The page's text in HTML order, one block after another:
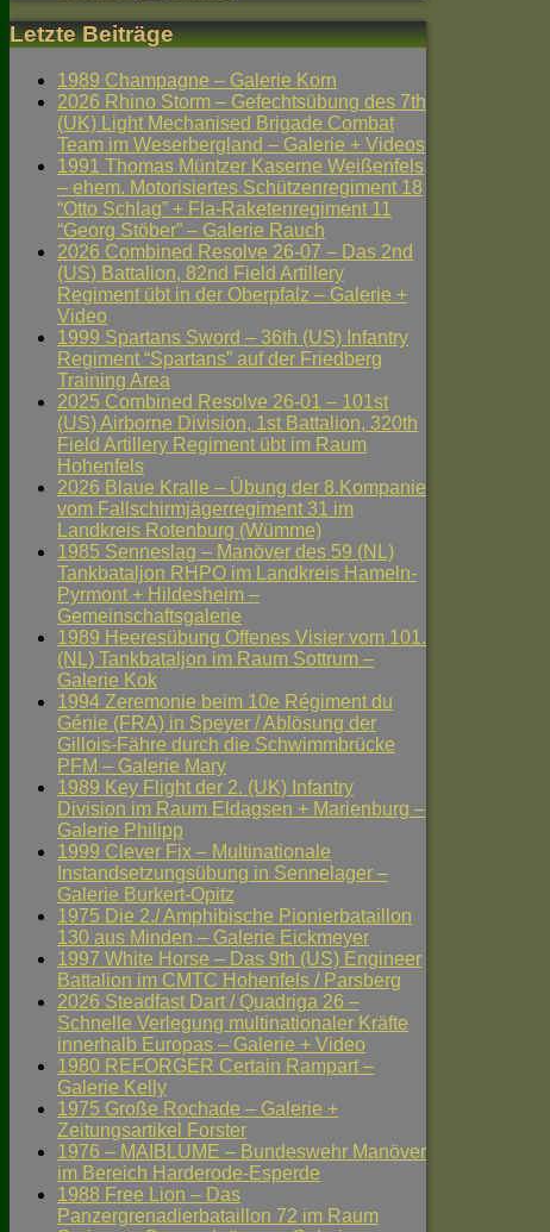
Letzte Beiträge
1989 Champagne – Galerie Korn
2026 Rhino Storm – Gefechtsübung des 7th
(UK) Light Mechanised Brigade Combat
Team im Weserbergland – Galerie + Videos
1991 Thomas Müntzer Kaserne Weißenfels
– ehem. Motorisiertes Schützenregiment 18
“Otto Schlag” + Fla-Raketenregiment 11
“Georg Stöber” – Galerie Rauch
2026 Combined Resolve 26-07 – Das 2nd
(US) Battalion, 82nd Field Artillery
Regiment übt in der Oberpfalz – Galerie +
Video
1999 Spartans Sword – 36th (US) Infantry
Regiment “Spartans” auf der Friedberg
Training Area
2025 Combined Resolve 26-01 – 101st
(US) Airborne Division, 1st Battalion, 320th
Field Artillery Regiment übt im Raum
Hohenfels
2026 Blaue Kralle – Übung der 8.Kompanie
vom Fallschirmjägerregiment 31 im
Landkreis Rotenburg (Wümme)
1985 Senneslag – Manöver des 59 (NL)
Tankbataljon RHPO im Landkreis Hameln-
Pyrmont + Hildesheim –
Gemeinschaftsgalerie
1989 Heeresübung Offenes Visier vom 101.
(NL) Tankbataljon im Raum Sottrum –
Galerie Kok
1994 Zeremonie beim 10e Régiment du
Génie (FRA) in Speyer / Ablösung der
Gillois-Fähre durch die Schwimmbrücke
PFM – Galerie Mary
1989 Key Flight der 2. (UK) Infantry
Division im Raum Eldagsen + Marienburg –
Galerie Philipp
1999 Clever Fix – Multinationale
Instandsetzungsübung in Sennelager –
Galerie Burkert-Opitz
1975 Die 2./ Amphibische Pionierbataillon
130 aus Minden – Galerie Eickmeyer
1997 White Horse – Das 9th (US) Engineer
Battalion im CMTC Hohenfels / Parsberg
2026 Steadfast Dart / Quadriga 26 –
Schnelle Verlegung multinationaler Kräfte
innerhalb Europas – Galerie + Video
1980 REFORGER Certain Rampart –
Galerie Kelly
1975 Große Rochade – Galerie +
Zeitungsartikel Forster
1976 – MAIBLUME – Bundeswehr Manöver
im Bereich Harderode-Esperde
1988 Free Lion – Das
Panzergrenadierbataillon 72 im Raum